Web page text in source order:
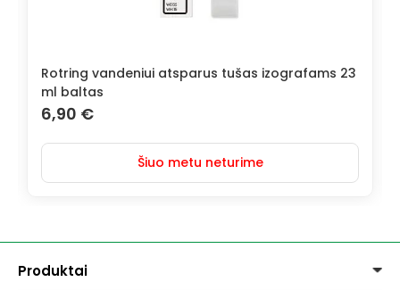
Rotring vandeniui atsparus tušas izografams 23
ml baltas
6,90 €
Šiuo metu neturime
Produktai